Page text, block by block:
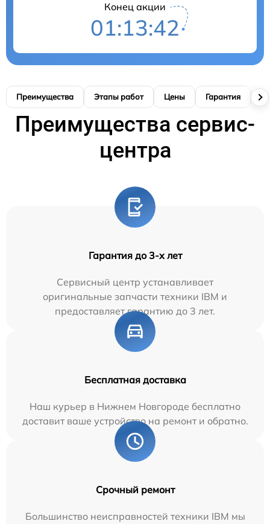
Конец акции
01:13:41
Преимущества Этапы работ Цены Гарантия
Преимущества сервис-
центра
Гарантия до 3-х лет
Сервисный центр устанавливает
оригинальные запчасти техники IBM и
предоставляет гарантию до 3 лет.
Бесплатная доставка
Наш курьер в Нижнем Новгороде бесплатно
доставит ваше устройство на ремонт и обратно.
Срочный ремонт
Большинство неисправностей техники IBM мы